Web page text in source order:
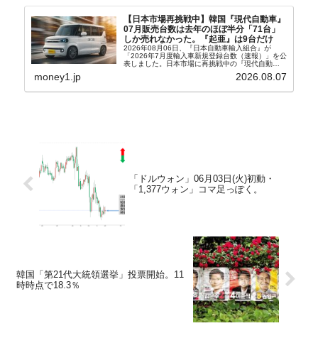
【日本市場再挑戦中】韓国『現代自動車』
07月販売台数は去年のほぼ半分「71台」
しか売れなかった。『起亜』は9台だけ
2026年08月06日、『日本自動車輸入組合』が
「2026年7月度輸入車新規登録台数（速報）」を公
表しました。日本市場に再挑戦中の『現代自動
台数はこの中に捉えられているはずです。先月から
money1.jp 2026.08.07
「ドルウォン」06月03日(火)初動・
「1,377ウォン」コマ足っぽく。
韓国「第21代大統領選挙」投票開始。11
時時点で18.3％